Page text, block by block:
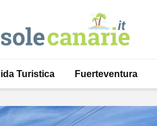
Turistica Fuerteventura